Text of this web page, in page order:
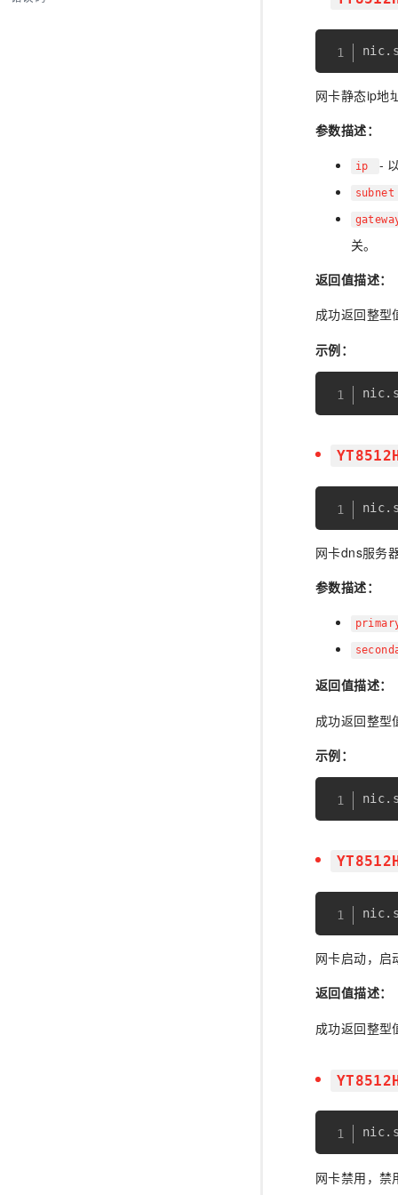
nic.
网卡静态ip地
参数描述：
ip -
关。
返回值描述：
成功返回整型
示例：
nic.
nic.
网卡dns服务
参数描述：
返回值描述：
成功返回整型
示例：
nic.
nic.
网卡启动，启
返回值描述：
成功返回整型
nic.
网卡禁用，禁